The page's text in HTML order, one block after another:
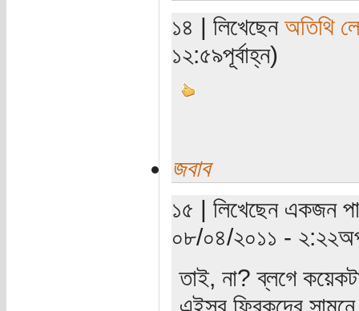
১৪ | লিখেছেন অতিথি
১২:৫৯পূর্বাহ্ন)
জবাব
১৫ | লিখেছেন একজন
০৮/০৪/২০১১ -
তাই, না? ব্লগে
এইসব ফ্রিকদের